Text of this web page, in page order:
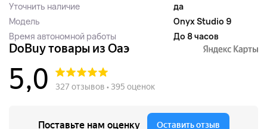
Уточнить наличие
да
Модель
Onyx Studio 9
Время автономной работы
До 8 часов